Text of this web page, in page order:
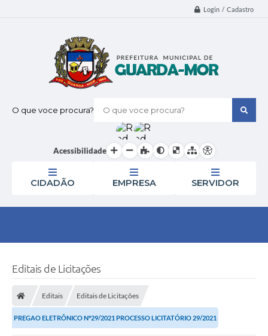
Login / Cadastro
O que voce procura?
Acessibilidade
CIDADÃO EMPRESA SERVIDOR
Editais de Licitações
Editais Editais de Licitações
PREGAO ELETRÔNICO Nº29/2021 PROCESSO LICITATÓRIO 29/2021